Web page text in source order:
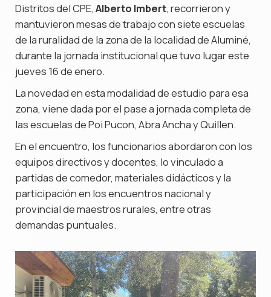
Distritos del CPE, Alberto Imbert, recorrieron y
mantuvieron mesas de trabajo con siete escuelas
de la ruralidad de la zona de la localidad de Aluminé,
durante la jornada institucional que tuvo lugar este
jueves 16 de enero.
La novedad en esta modalidad de estudio para esa
zona, viene dada por el pase a jornada completa de
las escuelas de Poi Pucon, Abra Ancha y Quillen.
En el encuentro, los funcionarios abordaron con los
equipos directivos y docentes, lo vinculado a
partidas de comedor, materiales didácticos y la
participación en los encuentros nacional y
provincial de maestros rurales, entre otras
demandas puntuales.